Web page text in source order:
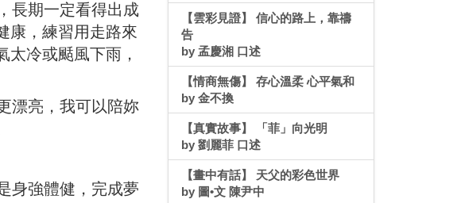
長期一定看得出成
康，練習用走路來
冷或颳風下雨，
漂亮，我可以陪妳
身強體健，完成夢
【雲彩見證】 信心的路上，靠禱
告
by 孟慶湘 口述
【情商無傷】 存心溫柔 心平氣和
by 金不換
【真實故事】 「菲」向光明
by 劉麗菲 口述
【畫中有話】 天父的彩色世界
by 圖•文 陳尹中